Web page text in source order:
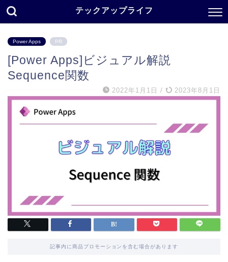
テックアップライフ
Power Apps PR
[Power Apps]ビジュアル解説
Sequence関数
2022年1月1日 / 2023年8月1日
記事内に商品プロモーションを含む場合があります